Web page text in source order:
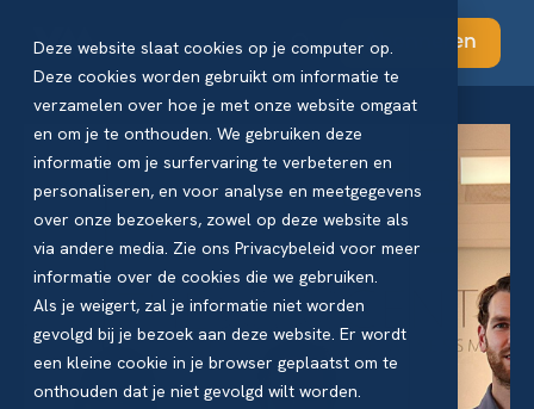
Deze website slaat cookies op je computer op.
Deze cookies worden gebruikt om informatie te
verzamelen over hoe je met onze website omgaat
en om je te onthouden. We gebruiken deze
informatie om je surfervaring te verbeteren en
personaliseren, en voor analyse en meetgegevens
over onze bezoekers, zowel op deze website als
via andere media. Zie ons Privacybeleid voor meer
informatie over de cookies die we gebruiken.
Als je weigert, zal je informatie niet worden
gevolgd bij je bezoek aan deze website. Er wordt
een kleine cookie in je browser geplaatst om te
onthouden dat je niet gevolgd wilt worden.
Abonneren